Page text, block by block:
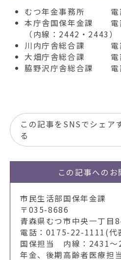
むつ年金事務所 電
本庁舎国保年金課 電
（内線：2442・2443）
川内庁舎総合課 電
大畑庁舎総合課 電
脇野沢庁舎総合課 電
この記事をSNSでシェア
る
この記事への お
市民生活部国保年金課
〒035-8686
青森県むつ市中央一丁目
電話：0175-22-1111(代
国保担当 内線：2431～
年金、後期高齢者医療